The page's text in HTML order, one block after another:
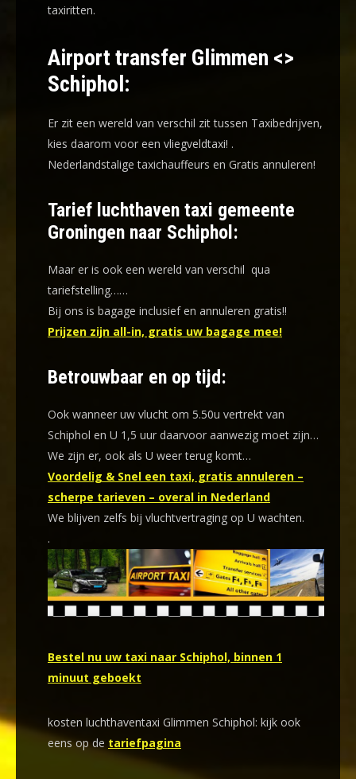
taxiritten.
Airport transfer Glimmen <>
Schiphol:
Er zit een wereld van verschil zit tussen Taxibedrijven,
kies daarom voor een vliegveldtaxi! .
Nederlandstalige taxichauffeurs en Gratis annuleren!
Tarief luchthaven taxi gemeente
Groningen naar Schiphol:
Maar er is ook een wereld van verschil qua
tariefstelling……
Bij ons is bagage inclusief en annuleren gratis!!
Prijzen zijn all-in, gratis uw bagage mee!
Betrouwbaar en op tijd:
Ook wanneer uw vlucht om 5.50u vertrekt van
Schiphol en U 1,5 uur daarvoor aanwezig moet zijn…
We zijn er, ook als U weer terug komt…
Voordelig & Snel een taxi, gratis annuleren –
scherpe tarieven – overal in Nederland
We blijven zelfs bij vluchtvertraging op U wachten.
.
Bestel nu uw taxi naar Schiphol, binnen 1
minuut geboekt
kosten luchthaventaxi Glimmen Schiphol: kijk ook
eens op de tariefpagina